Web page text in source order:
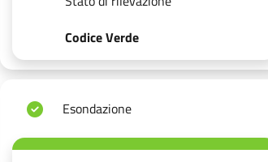
Codice Verde
Esondazione